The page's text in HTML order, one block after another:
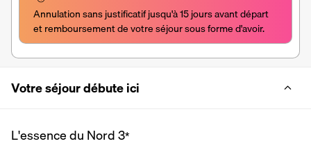
Annulation sans justificatif jusqu'à 15 jours avant départ
et remboursement de votre séjour sous forme d'avoir.
Votre séjour débute ici
L'essence du Nord3*